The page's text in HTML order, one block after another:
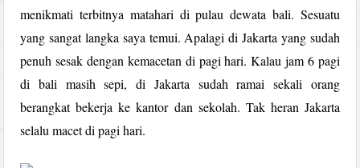
menikmati terbitnya matahari di pulau dewata bali. Sesuatu
yang sangat langka saya temui. Apalagi di Jakarta yang sudah
penuh sesak dengan kemacetan di pagi hari. Kalau jam 6 pagi
di bali masih sepi, di Jakarta sudah ramai sekali orang
berangkat bekerja ke kantor dan sekolah. Tak heran Jakarta
selalu macet di pagi hari.